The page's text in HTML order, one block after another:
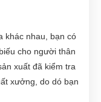
khác nhau, bạn có
cho người thân
xuất đã kiểm tra
xưởng, do dó bạn